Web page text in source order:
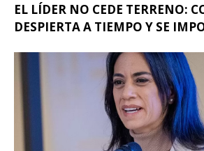
EL LÍDER NO CEDE TERRENO:
DESPIERTA A TIEMPO Y SE